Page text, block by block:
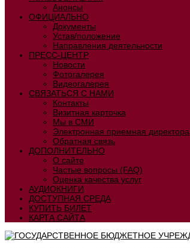
Анонсы
ОФИЦИАЛЬНО
Документы
Устав/положение
Направления деятельности
ПРЕСС-ЦЕНТР
Новости
Фотогалерея
Видеогалерея
СВЯЗАТЬСЯ С НАМИ
Контакты
Визитная карточка
Мы в СМИ
Электронная приемная директора
Обратная связь
ДОПОЛНИТЕЛЬНО
О сайте
Частые вопросы (FAQ)
Оценка качества услуг
АУДИОКНИГИ
ДОСТУПНАЯ СРЕДА
КУПИТЬ БИЛЕТ
КАРТА САЙТА